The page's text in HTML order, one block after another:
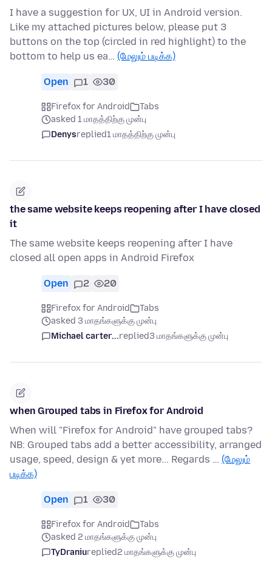
I have a suggestion for UX, UI in Android version.
Like my attached pictures below, please put 3
buttons on the top (circled in red highlight) to the
bottom to help us ea… (மேலும் படிக்க)
Open 1 30
Firefox for Android
Tabs
asked 1 மாதத்திற்கு முன்பு
Denysreplied1 மாதத்திற்கு முன்பு
the same website keeps reopening after I have closed
it
The same website keeps reopening after I have
closed all open apps in Android Firefox
Open 2 20
Firefox for Android
Tabs
asked 3 மாதங்களுக்கு முன்பு
Michael carter...replied3 மாதங்களுக்கு முன்பு
when Grouped tabs in Firefox for Android
When will "Firefox for Android" have grouped tabs?
NB: Grouped tabs add a better accessibility, arranged
usage, speed, design & yet more... Regards … (மேலும்
படிக்க)
Open 1 30
Firefox for Android
Tabs
asked 2 மாதங்களுக்கு முன்பு
TyDraniureplied2 மாதங்களுக்கு முன்பு